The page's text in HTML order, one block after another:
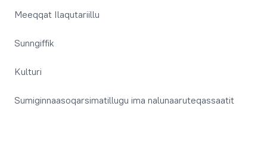
Meeqqat Ilaqutariillu
Sunngiffik
Kulturi
Sumiginnaasoqarsimatillugu ima nalunaaruteqassaatit